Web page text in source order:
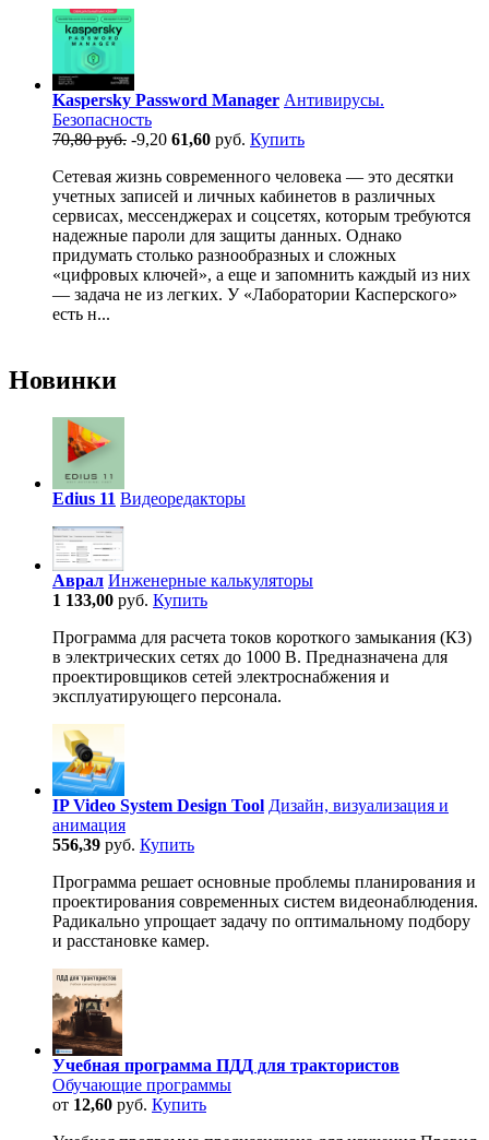
Kaspersky Password Manager Антивирусы.
Безопасность
70,80 руб. -9,20 61,60 руб. Купить
Сетевая жизнь современного человека — это десятки
учетных записей и личных кабинетов в различных
сервисах, мессенджерах и соцсетях, которым требуются
надежные пароли для защиты данных. Однако
придумать столько разнообразных и сложных
«цифровых ключей», а еще и запомнить каждый из них
— задача не из легких. У «Лаборатории Касперского»
есть н...
Новинки
Edius 11 Видеоредакторы
Аврал Инженерные калькуляторы
1 133,00 руб. Купить
Программа для расчета токов короткого замыкания (КЗ)
в электрических сетях до 1000 В. Предназначена для
проектировщиков сетей электроснабжения и
эксплуатирующего персонала.
IP Video System Design Tool Дизайн, визуализация и
анимация
556,39 руб. Купить
Программа решает основные проблемы планирования и
проектирования современных систем видеонаблюдения.
Радикально упрощает задачу по оптимальному подбору
и расстановке камер.
Учебная программа ПДД для трактористов
Обучающие программы
от 12,60 руб. Купить